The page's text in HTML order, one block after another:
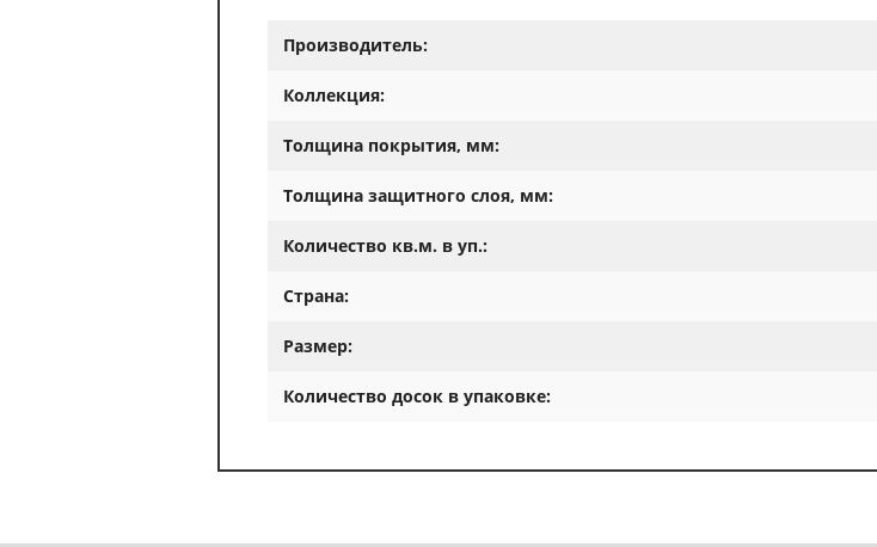
Производитель:
Коллекция:
Толщина покрытия, мм:
Толщина защитного слоя, мм:
Количество кв.м. в уп.:
Страна:
Размер:
Количество досок в упаковке: